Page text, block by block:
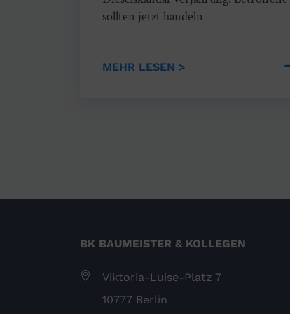
sollten jetzt handeln
MEHR LESEN >
BK BAUMEISTER & KOLLEGEN
Viktoria-Luise-Platz 7
10777 Berlin